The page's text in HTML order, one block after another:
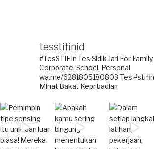
tesstifinid
#TesSTIFIn Tes Sidik Jari For Family,
Corporate, School, Personal
wa.me/6281805180808 Tes #stifin
Minat Bakat Kepribadian